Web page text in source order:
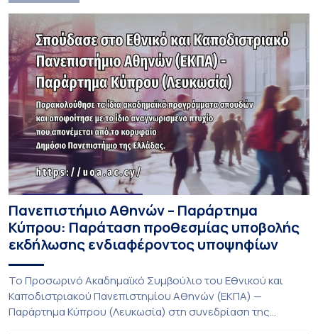
Πανεπιστήμιο Αθηνών – Παράρτημα
Κύπρου: Παράταση προθεσμίας υποβολής
εκδήλωσης ενδιαφέροντος υποψηφίων
Το Προσωρινό Ακαδημαϊκό Συμβούλιο του Εθνικού και
Καποδιστριακού Πανεπιστημίου Αθηνών (ΕΚΠΑ) —
Παράρτημα Κύπρου (Λευκωσία) στη συνεδρίαση της